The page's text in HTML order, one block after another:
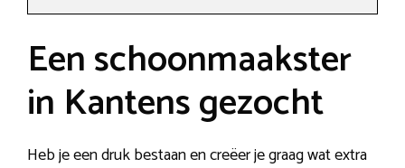
Een schoonmaakster
in Kantens gezocht
Heb je een druk bestaan en creëer je graag wat extra